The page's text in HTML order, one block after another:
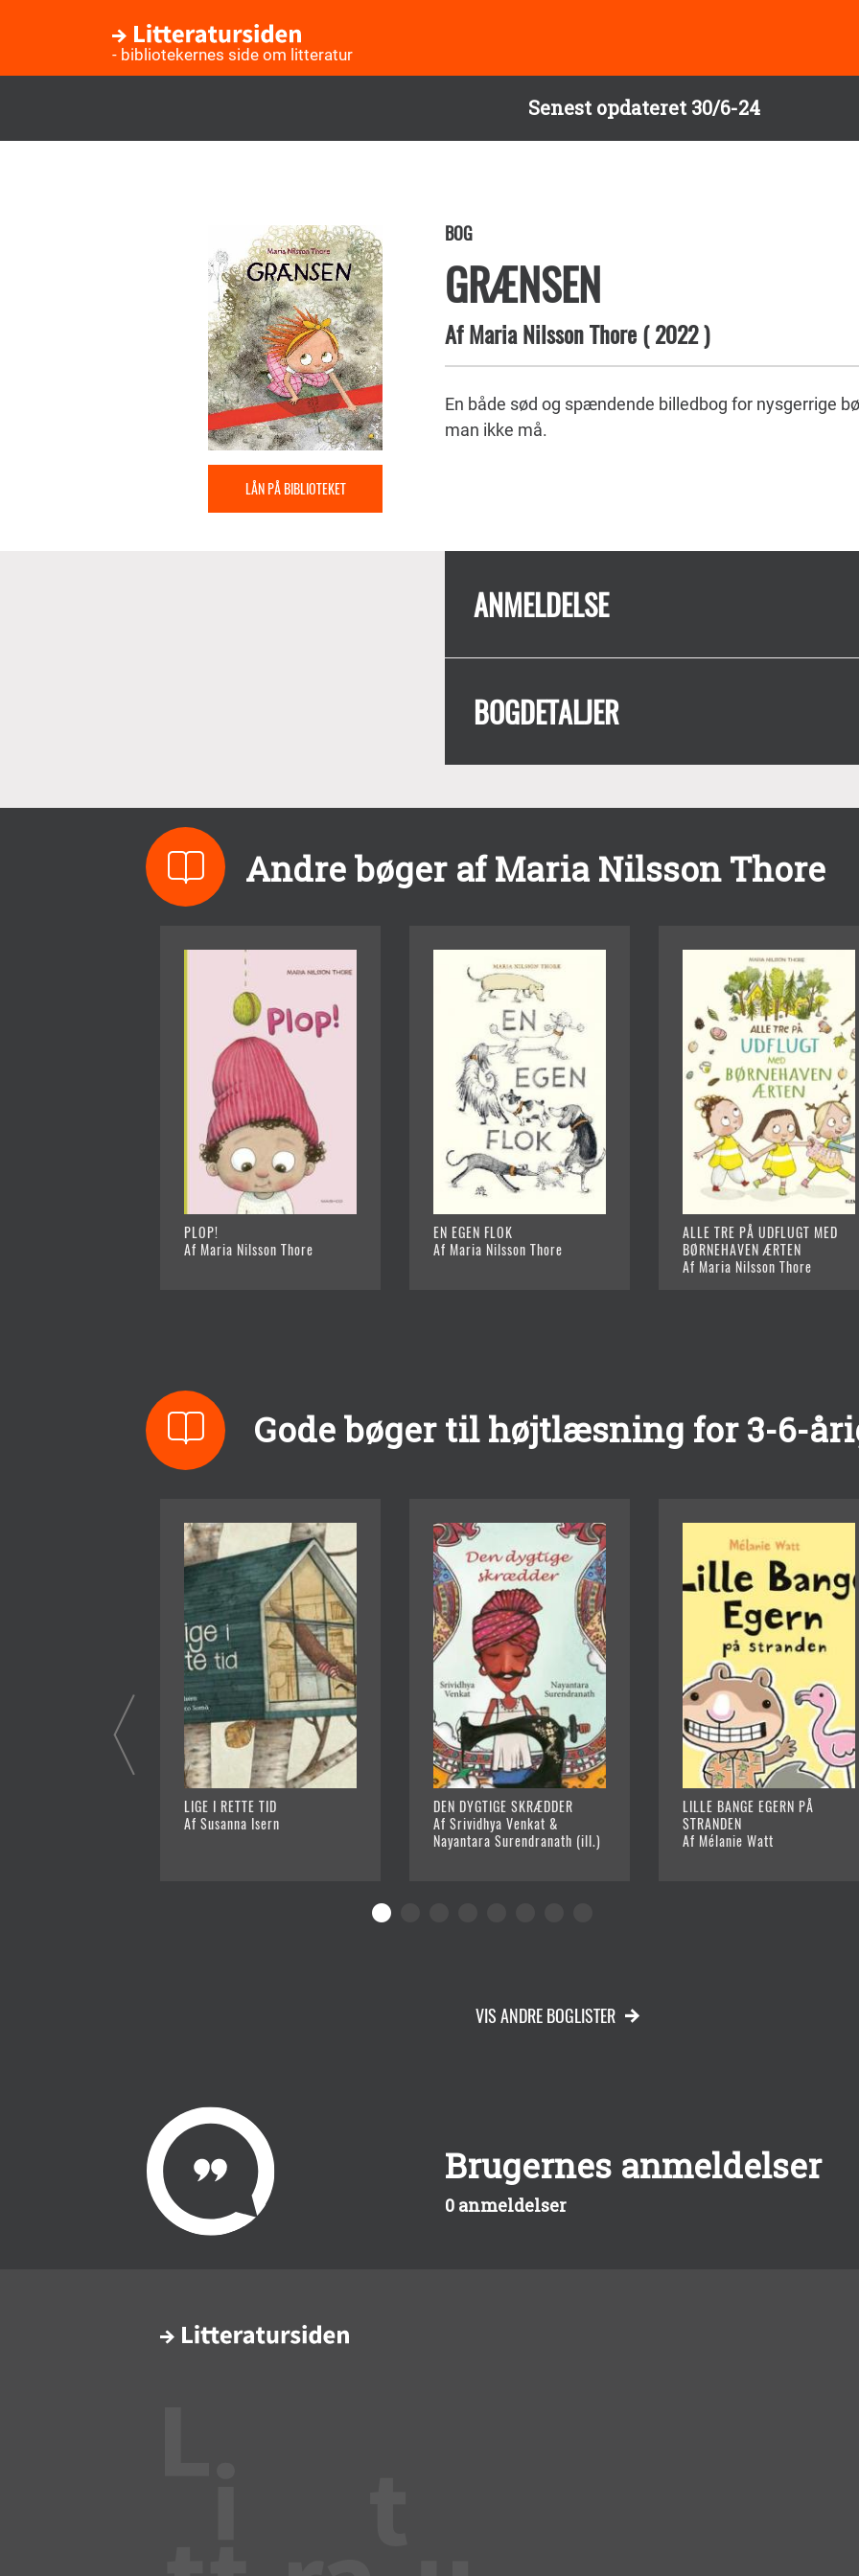
Senest opdateret 30/6-24
- bibliotekernes side om litteratur
LÅN PÅ BIBLIOTEKET
BOG
GRÆNSEN
AfMaria Nilsson Thore(2022)
En både sød og spændende billedbog for nysgerrige
man ikke må.
ANMELDELSE
BOGDETALJER
Andre bøger af Maria Nilsson Thore
PLOP!
Af Maria Nilsson Thore
EN EGEN FLOK
Af Maria Nilsson Thore
ALLE TRE PÅ UDFLUGT MED
BØRNEHAVEN ÆRTEN
Af Maria Nilsson Thore
Gode bøger til højtlæsning for 3-6-
LIGE I RETTE TID
Af Susanna Isern
DEN DYGTIGE SKRÆDDER
Af Srividhya Venkat &
Nayantara Surendranath (ill.)
LILLE BANGE EGERN PÅ
STRANDEN
Af Mélanie Watt
VIS ANDRE BOGLISTER
Brugernes anmeldelser
0 anmeldelser